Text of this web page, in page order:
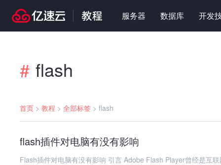
服务器 数据库 开发
# flash
首页 > 教程 > 全部标签 > flash
flash插件对电脑有没有影响
Flash插件对电脑有没有影响 引言 Adobe Flash Player曾经是互联网上最流行的多媒体播放插件之一，广泛应用于视频播放、网页动